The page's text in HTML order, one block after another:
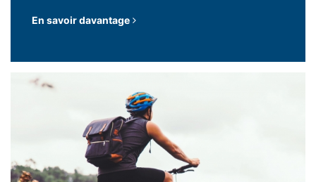
En savoir davantage